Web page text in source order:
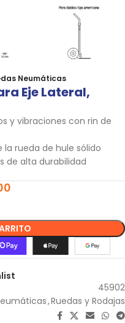
Neumáticas
Eje Lateral,
y vibraciones con rin de
la rueda de hule sólido
de alta durabilidad
45902
,Ruedas y Rodajas